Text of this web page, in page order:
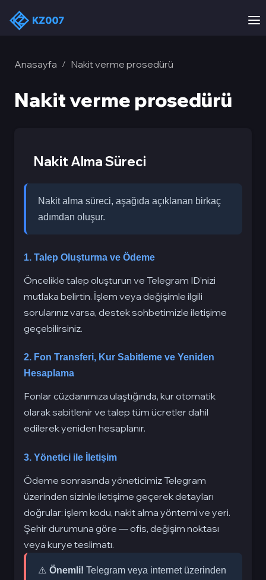
Anasayfa / Nakit verme prosedürü
Nakit verme prosedürü
Nakit Alma Süreci
Nakit alma süreci, aşağıda açıklanan birkaç
adımdan oluşur.
1. Talep Oluşturma ve Ödeme
Öncelikle talep oluşturun ve Telegram ID’nizi
mutlaka belirtin. İşlem veya değişimle ilgili
sorularınız varsa, destek sohbetimizle iletişime
geçebilirsiniz.
2. Fon Transferi, Kur Sabitleme ve Yeniden
Hesaplama
Fonlar cüzdanımıza ulaştığında, kur otomatik
olarak sabitlenir ve talep tüm ücretler dahil
edilerek yeniden hesaplanır.
3. Yönetici ile İletişim
Ödeme sonrasında yöneticimiz Telegram
üzerinden sizinle iletişime geçerek detayları
doğrular: işlem kodu, nakit alma yöntemi ve yeri.
Şehir durumuna göre — ofis, değişim noktası
veya kurye teslimatı.
⚠️ Önemli! Telegram veya internet üzerinden